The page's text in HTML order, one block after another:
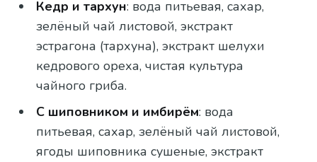
Кедр и тархун: вода питьевая, сахар,
зелёный чай листовой, экстракт
эстрагона (тархуна), экстракт шелухи
кедрового ореха, чистая культура
чайного гриба.
С шиповником и имбирём: вода
питьевая, сахар, зелёный чай листовой,
ягоды шиповника сушеные, экстракт